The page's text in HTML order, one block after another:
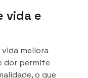
vida e
vida mellora
dor permite
o que